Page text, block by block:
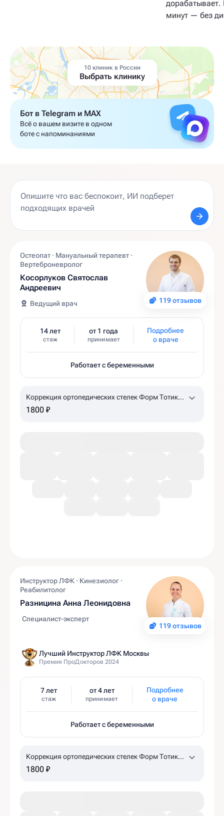
дорабатывает.
минут — без
10 клиник в России
Выбрать клинику
Бот в Telegram и MAX
Всё о вашем визите в одном
боте с напоминаниями
119 отзывов
Остеопат · Мануальный терапевт ·
Вертеброневролог
Косорлуков Святослав
Андреевич
Ведущий врач
14 лет
стаж
от 1 года
принимает
Подробнее
о враче
Работает с беременными
Коррекция ортопедических стелек Форм Тотикс
(детям, до 30 размера)
1800 ₽
119 отзывов
Инструктор ЛФК · Кинезиолог ·
Реабилитолог
Разницина Анна Леонидовна
Специалист-эксперт
Лучший Инструктор ЛФК Москвы
Премия ПроДокторов 2024
7 лет
стаж
от 4 лет
принимает
Подробнее
о враче
Работает с беременными
Коррекция ортопедических стелек Форм Тотикс
(детям, до 30 размера)
1800 ₽